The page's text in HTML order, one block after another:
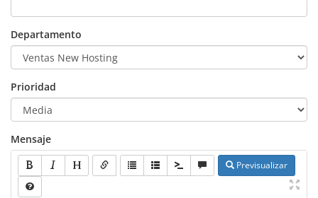
Departamento
Prioridad
Mensaje
Previsualizar